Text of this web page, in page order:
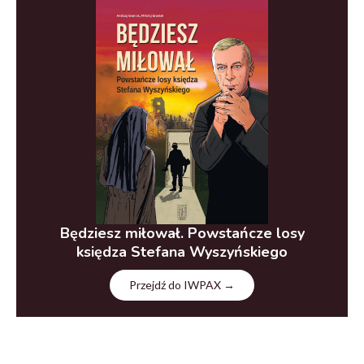
Będziesz miłował. Powstańcze losy
księdza Stefana Wyszyńskiego
Przejdź do IWPAX →